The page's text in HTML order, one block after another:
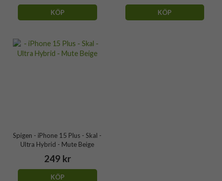
KÖP KÖP
Spigen - iPhone 15 Plus - Skal -
Ultra Hybrid - Mute Beige
249 kr
KÖP